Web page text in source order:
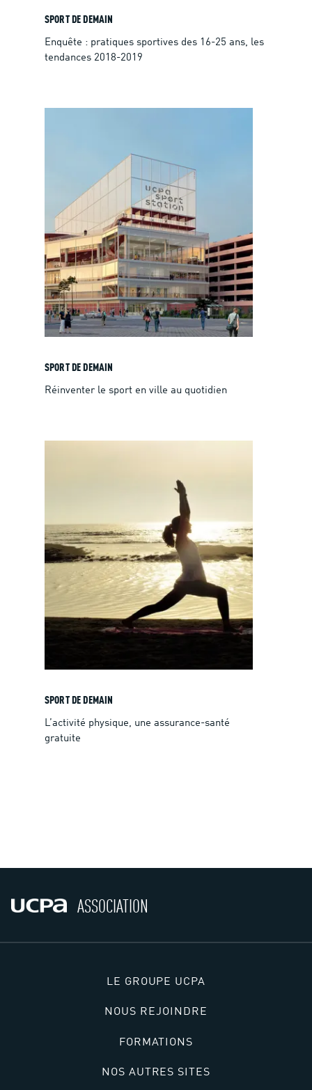
SPORT DE DEMAIN
Enquête : pratiques sportives des 16-25 ans, les
tendances 2018-2019
SPORT DE DEMAIN
Réinventer le sport en ville au quotidien
SPORT DE DEMAIN
L’activité physique, une assurance-santé
gratuite
ASSOCIATION
LE GROUPE UCPA
NOUS REJOINDRE
FORMATIONS
NOS AUTRES SITES